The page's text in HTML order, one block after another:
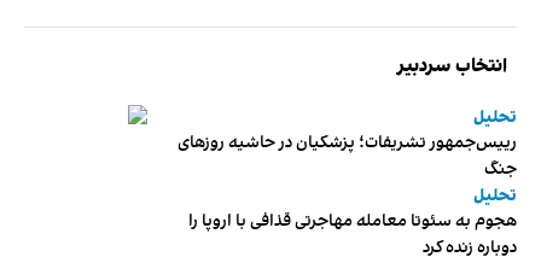
انتخاب سردبیر
تحلیل
رییس‌جمهور تشریفات؛ پزشکیان در حاشیه روزهای
جنگ
تحلیل
هجوم به سئوتا معامله مهاجرتی قذافی با اروپا را
دوباره زنده کرد